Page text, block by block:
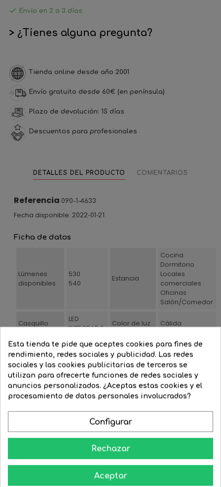
 Envío en 2 a 3 días
> ¿Tienes alguna pregunta?
Tienda online desde año 2001
Envío gratuito desde 60€ (en península)
Plazo de devolución: 15 días
Descuentos para profesionales
DETALLES DEL PRODUCTO COMENTARIOS
Referencia 090-1-4633
Fecha disponible: 2022-01-21
Ficha de datos
Lúmenes
disponibles
530
540
Estancia
Cocina
Dormitorio
Locales
comerciales
Oficinas
Salón/Comedor
Casquillo
LED
INTEGRADO
Color de luz Cálida
Regulable No Voltaje
220/240
Watios
8.5 Estilo
Moderno
Acabado
Cromo Material
Aluminio
Profundidad
7
Ancho
7
artículo(cm)
14.1
Duración
(horas de
vida)
26000
Grado de
protección
IP20
Grados de
Apertura º
36
Garantía
Esta tienda te pide que aceptes cookies para fines de
rendimiento, redes sociales y publicidad. Las redes
sociales y las cookies publicitarias de terceros se
utilizan para ofrecerte funciones de redes sociales y
anuncios personalizados. ¿Aceptas estas cookies y el
procesamiento de datos personales involucrados?
Configurar
Rechazar
Aceptar